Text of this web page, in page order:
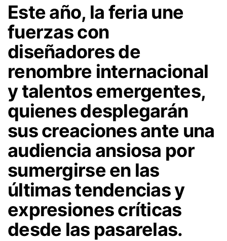
Este año, la feria une
fuerzas con
diseñadores de
renombre internacional
y talentos emergentes,
quienes desplegarán
sus creaciones ante una
audiencia ansiosa por
sumergirse en las
últimas tendencias y
expresiones críticas
desde las pasarelas.